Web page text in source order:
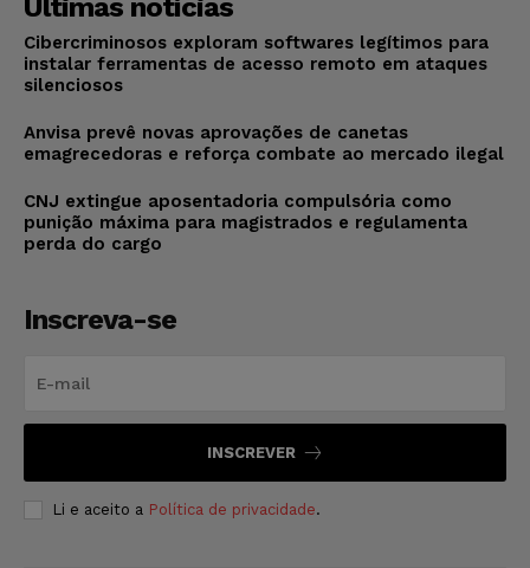
Últimas notícias
Cibercriminosos exploram softwares legítimos para
instalar ferramentas de acesso remoto em ataques
silenciosos
Anvisa prevê novas aprovações de canetas
emagrecedoras e reforça combate ao mercado ilegal
CNJ extingue aposentadoria compulsória como
punição máxima para magistrados e regulamenta
perda do cargo
Inscreva-se
INSCREVER
Li e aceito a Política de privacidade.